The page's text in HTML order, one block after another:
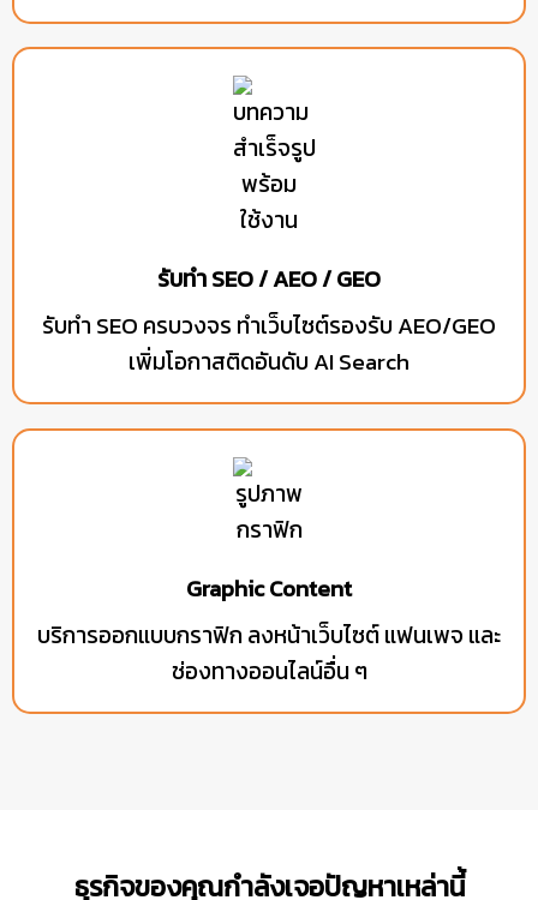
รับทำ SEO / AEO / GEO
รับทำ SEO ครบวงจร ทำเว็บไซต์รองรับ AEO/GEO
เพิ่มโอกาสติดอันดับ AI Search
Graphic Content
บริการออกแบบกราฟิก ลงหน้าเว็บไซต์ แฟนเพจ และ
ช่องทางออนไลน์อื่น ๆ
ธุรกิจของคุณกำลังเจอปัญหาเหล่านี้